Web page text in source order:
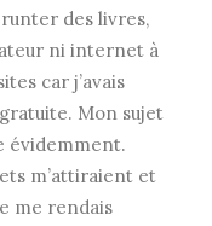
des livres,
ni internet à
car j’avais
Mon sujet
évidemment.
m’attiraient et
me rendais